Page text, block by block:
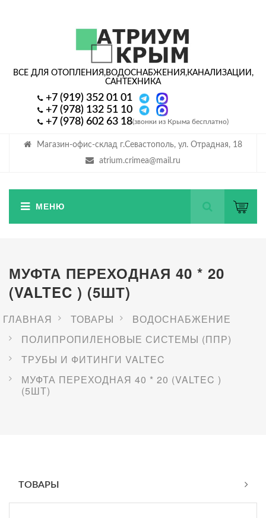
Магазин-офис-склад г.Севастополь, ул. Отрадная, 18
atrium.crimea@mail.ru
ВСЕ ДЛЯ ОТОПЛЕНИЯ,ВОДОСНАБЖЕНИЯ,КАНАЛИЗАЦИИ,
САНТЕХНИКА
+7 (919) 352 01 01
+7 (978) 132 51 10
+7 (978) 602 63 18(звонки из Крыма бесплатно)
МУФТА ПЕРЕХОДНАЯ 40 * 20
(VALTEC ) (5ШТ)
ГЛАВНАЯ ТОВАРЫ
BОДОСНАБЖЕНИЕ
ПОЛИПРОПИЛЕНОВЫЕ СИСТЕМЫ (ППР)
ТРУБЫ И ФИТИНГИ VALTEC
МУФТА ПЕРЕХОДНАЯ 40 * 20 (VALTEC )
(5ШТ)
ТОВАРЫ